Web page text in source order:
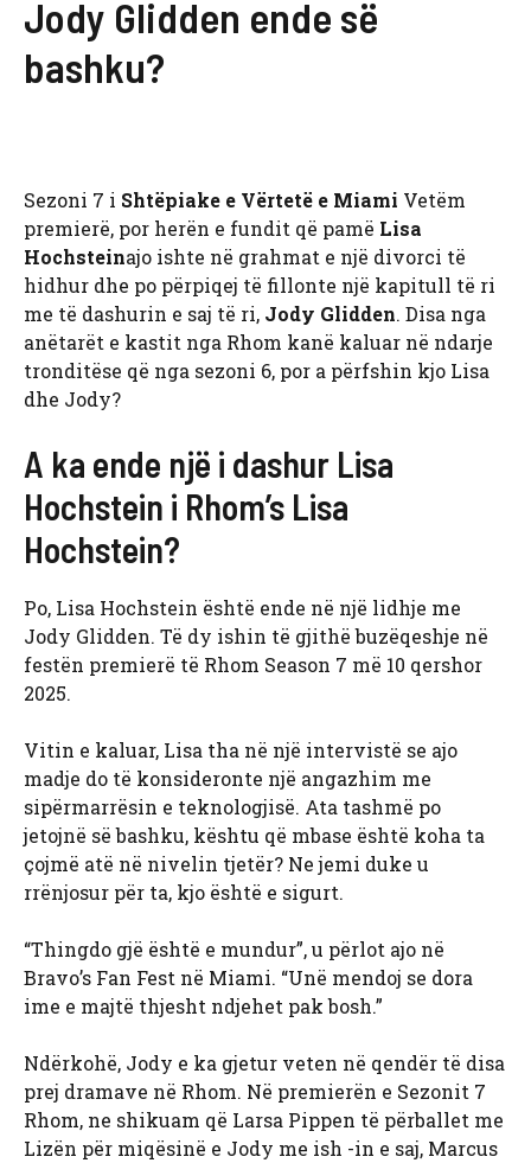
Jody Glidden ende së
bashku?
Sezoni 7 i Shtëpiake e Vërtetë e Miami Vetëm
premierë, por herën e fundit që pamë Lisa
Hochsteinajo ishte në grahmat e një divorci të
hidhur dhe po përpiqej të fillonte një kapitull të ri
me të dashurin e saj të ri, Jody Glidden. Disa nga
anëtarët e kastit nga Rhom kanë kaluar në ndarje
tronditëse që nga sezoni 6, por a përfshin kjo Lisa
dhe Jody?
A ka ende një i dashur Lisa
Hochstein i Rhom’s Lisa
Hochstein?
Po, Lisa Hochstein është ende në një lidhje me
Jody Glidden. Të dy ishin të gjithë buzëqeshje në
festën premierë të Rhom Season 7 më 10 qershor
2025.
Vitin e kaluar, Lisa tha në një intervistë se ajo
madje do të konsideronte një angazhim me
sipërmarrësin e teknologjisë. Ata tashmë po
jetojnë së bashku, kështu që mbase është koha ta
çojmë atë në nivelin tjetër? Ne jemi duke u
rrënjosur për ta, kjo është e sigurt.
“Thingdo gjë është e mundur”, u përlot ajo në
Bravo’s Fan Fest në Miami. “Unë mendoj se dora
ime e majtë thjesht ndjehet pak bosh.”
Ndërkohë, Jody e ka gjetur veten në qendër të disa
prej dramave në Rhom. Në premierën e Sezonit 7
Rhom, ne shikuam që Larsa Pippen të përballet me
Lizën për miqësinë e Jody me ish -in e saj, Marcus